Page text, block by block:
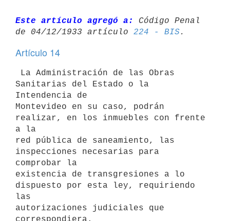
Este artículo agregó a:
Código Penal
de 04/12/1933 artículo 224 - BIS
Artículo 14
Sanitarias del Estado o la
Intendencia de
Montevideo en su caso, podrán
realizar, en los inmuebles con frente
a la
red pública de saneamiento, las
inspecciones necesarias para
comprobar la
existencia de transgresiones a lo
dispuesto por esta ley, requiriendo
las
autorizaciones judiciales que